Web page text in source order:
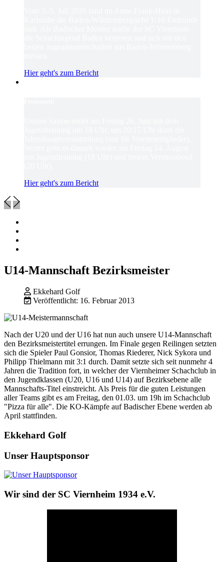
Hier geht's zum Bericht
Hier geht's zum Bericht
U14-Mannschaft Bezirksmeister
Ekkehard Golf
Veröffentlicht: 16. Februar 2013
Nach der U20 und der U16 hat nun auch unsere U14-Mannschaft
den Bezirksmeistertitel errungen. Im Finale gegen Reilingen setzten
sich die Spieler Paul Gonsior, Thomas Riederer, Nick Sykora und
Philipp Thielmann mit 3:1 durch. Damit setzte sich seit nunmehr 4
Jahren die Tradition fort, in welcher der Viernheimer Schachclub in
den Jugendklassen (U20, U16 und U14) auf Bezirksebene alle
Mannschafts-Titel einstreicht. Als Preis für die guten Leistungen
aller Teams gibt es am Freitag, den 01.03. um 19h im Schachclub
"Pizza für alle". Die KO-Kämpfe auf Badischer Ebene werden ab
April stattfinden.
Ekkehard Golf
Unser Hauptsponsor
Wir sind der SC Viernheim 1934 e.V.